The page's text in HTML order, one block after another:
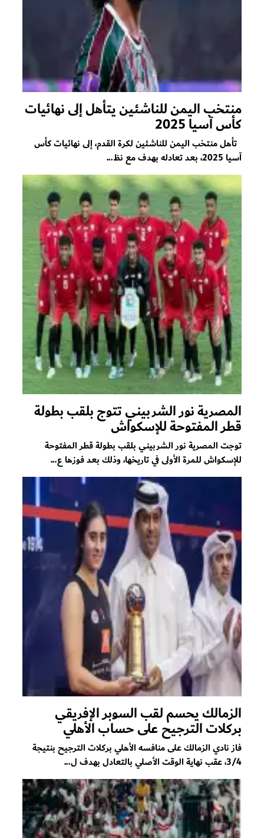
منتخب اليمن للناشئين يتأهل إلى نهائيات
كأس آسيا 2025
تأهل منتخب اليمن للناشئين لكرة القدم، إلى نهائيات كأس
آسيا 2025، بعد تعادله بهدف مع نظ...
المصرية نور الشربيني تتوج بلقب بطولة
قطر المفتوحة للإسكواش
توجت المصرية نور الشربيني بلقب بطولة قطر المفتوحة
للإسكواش للمرة الأولى في تاريخها، وذلك بعد فوزها ع...
الزمالك يحسم لقب السوبر الإفريقي
بركلات الترجيح على حساب الأهلي
فاز نادي الزمالك على منافسه الأهلي بركلات الترجيح بنتيجة
3/4، عقب نهاية الوقت الأصلي بالتعادل بهدف ل...